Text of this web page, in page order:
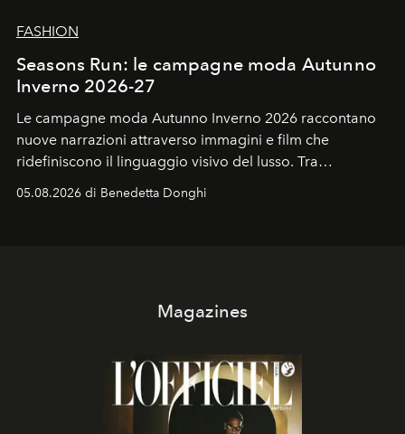
FASHION
Seasons Run: le campagne moda Autunno
Inverno 2026-27
Le campagne moda Autunno Inverno 2026 raccontano
nuove narrazioni attraverso immagini e film che
ridefiniscono il linguaggio visivo del lusso. Tra
contemporanea e storytelling d'autore, le maison
05.08.2026 di Benedetta Donghi
Magazines